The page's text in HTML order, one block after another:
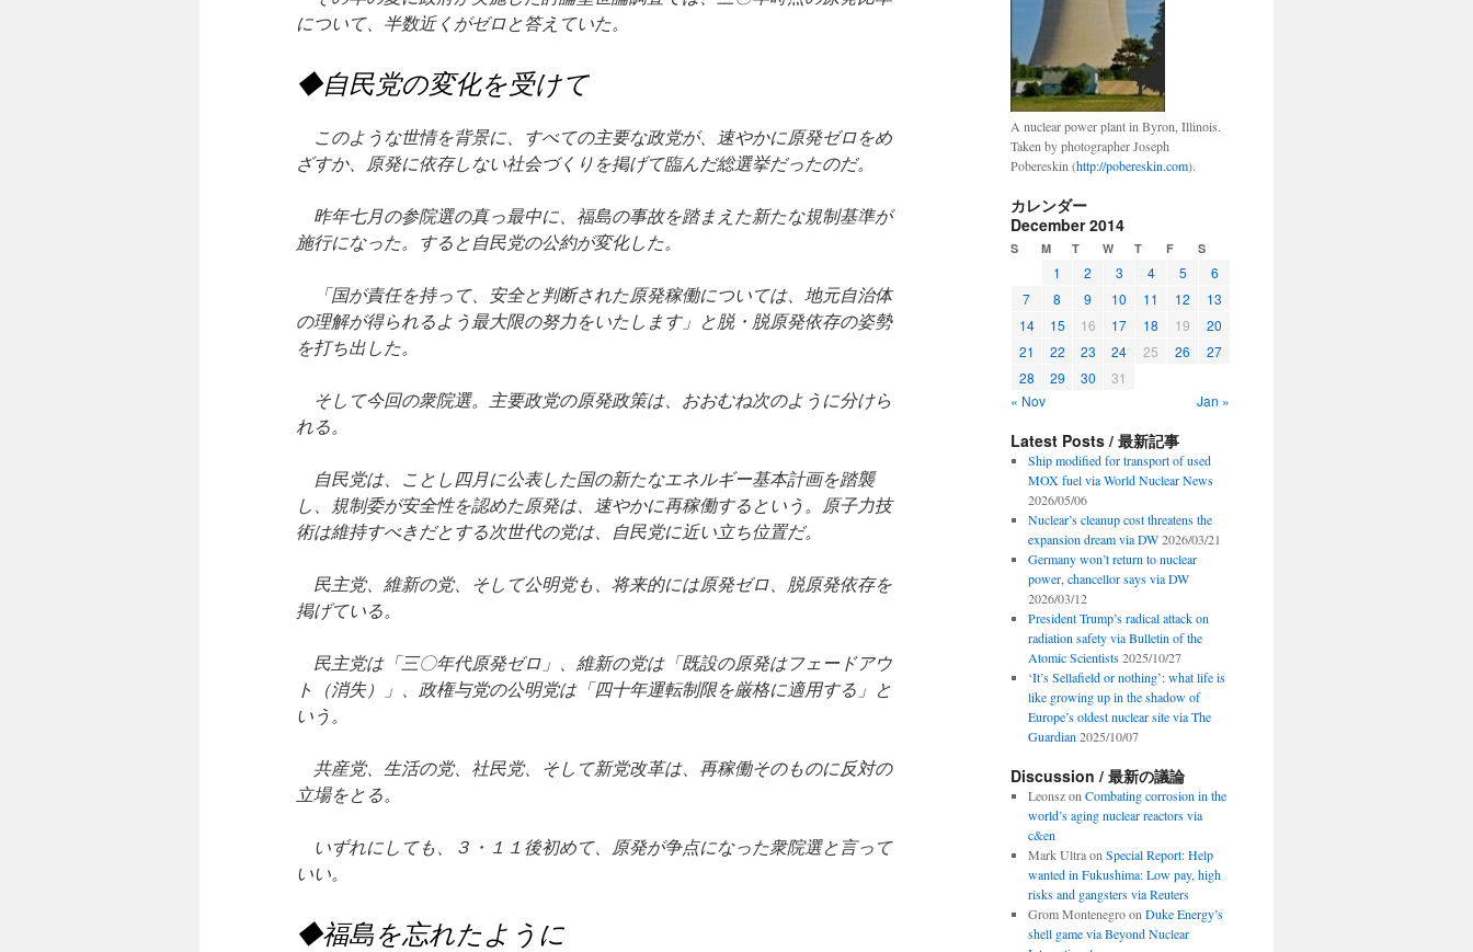
について、半数近くがゼロと答えていた。
◆自民党の変化を受けて
このような世情を背景に、すべての主要な政党が、速やかに原発ゼロをめ
ざすか、原発に依存しない社会づくりを掲げて臨んだ総選挙だったのだ。
昨年七月の参院選の真っ最中に、福島の事故を踏まえた新たな規制基準が
施行になった。すると自民党の公約が変化した。
「国が責任を持って、安全と判断された原発稼働については、地元自治体
の理解が得られるよう最大限の努力をいたします」と脱・脱原発依存の姿勢
を打ち出した。
そして今回の衆院選。主要政党の原発政策は、おおむね次のように分けら
れる。
自民党は、ことし四月に公表した国の新たなエネルギー基本計画を踏襲
し、規制委が安全性を認めた原発は、速やかに再稼働するという。原子力技
術は維持すべきだとする次世代の党は、自民党に近い立ち位置だ。
民主党、維新の党、そして公明党も、将来的には原発ゼロ、脱原発依存を
掲げている。
民主党は「三〇年代原発ゼロ」、維新の党は「既設の原発はフェードアウ
ト（消失）」、政権与党の公明党は「四十年運転制限を厳格に適用する」と
いう。
共産党、生活の党、社民党、そして新党改革は、再稼働そのものに反対の
立場をとる。
いずれにしても、３・１１後初めて、原発が争点になった衆院選と言って
いい。
◆福島を忘れたように
A nuclear power plant in Byron, Illinois.
Taken by photographer Joseph
Pobereskin (http://pobereskin.com).
カレンダー
December 2014
S M T W T F S
1 2 3 4 5
6
7
8 9 10 11 12
13
14
15 16 17 18 19
20
21
22 23 24 25 26
27
28
29 30
31
« Nov
Jan »
Latest Posts / 最新記事
Ship modified for transport of used
MOX fuel via World Nuclear News
2026/05/06
Nuclear’s cleanup cost threatens the
expansion dream via DW 2026/03/21
Germany won’t return to nuclear
power, chancellor says via DW
2026/03/12
President Trump’s radical attack on
radiation safety via Bulletin of the
Atomic Scientists 2025/10/27
‘It’s Sellafield or nothing’: what life is
like growing up in the shadow of
Europe’s oldest nuclear site via The
Guardian 2025/10/07
Discussion / 最新の議論
Leonszon Combating corrosion in the
world’s aging nuclear reactors via
c&en
Mark Ultraon Special Report: Help
wanted in Fukushima: Low pay, high
risks and gangsters via Reuters
Grom Montenegroon Duke Energy’s
shell game via Beyond Nuclear